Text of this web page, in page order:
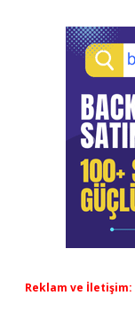
Reklam ve İletişim: